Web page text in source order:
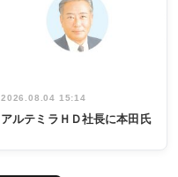
2026.08.04 15:14
アルテミラＨＤ社長に本田氏